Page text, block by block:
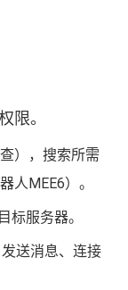
限。
），搜索所需
人MEE6）。
标服务器。
送消息、连接